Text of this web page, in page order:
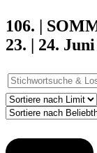
106. |
23. | 24.